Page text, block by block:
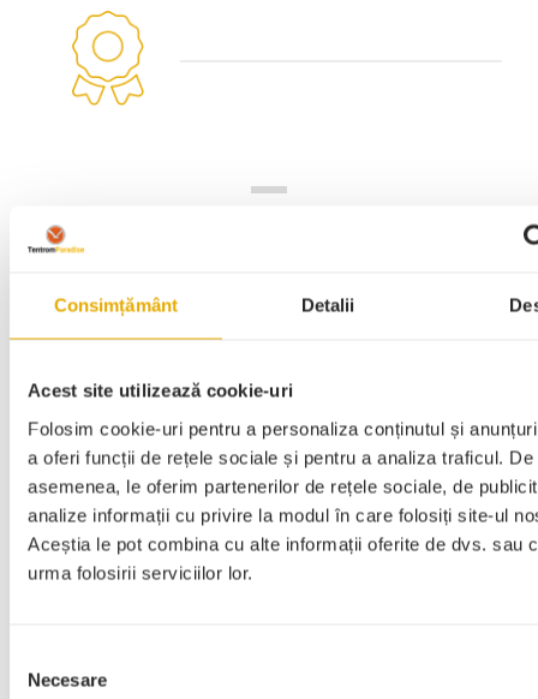
Consimțământ Detalii
Acest site utilizează cookie-uri
Folosim cookie-uri pentru a personaliza conținutul și
a oferi funcții de rețele sociale și pentru a analiza traficul. De
asemenea, le oferim partenerilor de rețele sociale, de
analize informații cu privire la modul în care folosiți site-ul
Aceștia le pot combina cu alte informații oferite de dvs. sau
urma folosirii serviciilor lor.
consimțământului
Necesare
VĂ RECOMANDĂM
PRODUSE TENTROM
PARADISE